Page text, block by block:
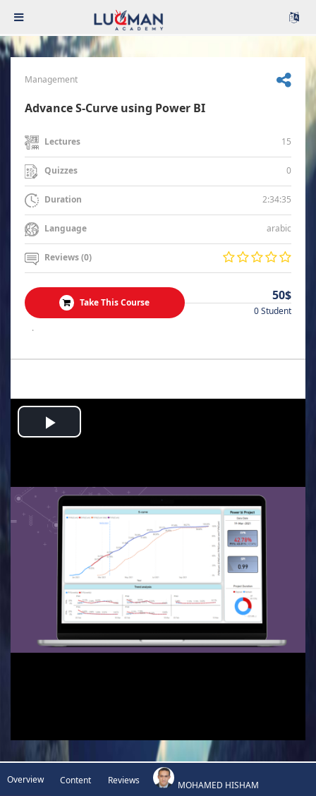
Management
Advance S-Curve using Power BI
Lectures 15
Quizzes 0
Duration 2:34:35
Language arabic
Reviews (0)
Take This Course 50$
0 Student
.
Play
Overview Content Reviews MOHAMED HISHAM